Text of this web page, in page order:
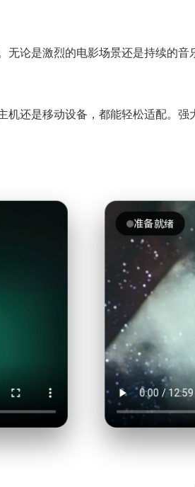
论是激烈的电影场景还是持续的音
还是移动设备，都能轻松适配。
准备就绪